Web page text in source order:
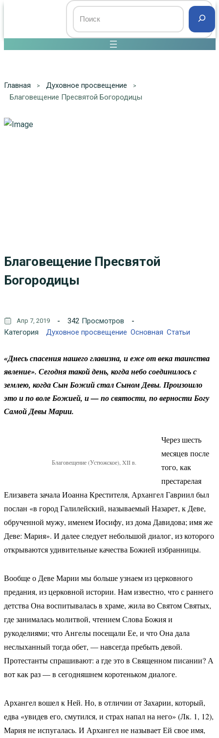
Главная
Духовное просвещение
Благовещение Пресвятой Богородицы
Благовещение Пресвятой
Богородицы
Апр 7, 2019 342 Просмотров
Категория
Духовное просвещение Основная Статьи
«Днесь спасения нашего главизна, и еже от века таинства
явление». Сегодня такой день, когда небо соединилось с
землею, когда Сын Божий стал Сыном Девы. Произошло
это и по воле Божией, и — по святости, по верности Богу
Самой Девы Марии.
Благовещение (Устюжское), XII в.
Через шесть
месяцев после
того, как
престарелая
Елизавета зачала Иоанна Крестителя, Архангел Гавриил был
послан «в город Галилейский, называемый Назарет, к Деве,
обрученной мужу, именем Иосифу, из дома Давидова; имя же
Деве: Мария». И далее следует небольшой диалог, из которого
открываются удивительные качества Божией избранницы.
Вообще о Деве Марии мы больше узнаем из церковного
предания, из церковной истории. Нам известно, что с раннего
детства Она воспитывалась в храме, жила во Святом Святых,
где занималась молитвой, чтением Слова Божия и
рукоделиями; что Ангелы посещали Ее, и что Она дала
неслыханный тогда обет, — навсегда пребыть девой.
Протестанты спрашивают: а где это в Священном писании? А
вот как раз — в сегодняшнем коротеньком диалоге.
Архангел вошел к Ней. Но, в отличии от Захарии, который,
едва «увидев его, смутился, и страх напал на него» (Лк. 1, 12),
Мария не испугалась. И Архангел не называет Ей свое имя,